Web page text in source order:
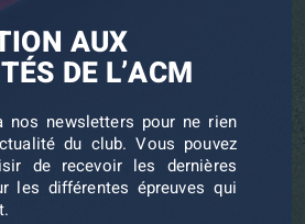
AUX
DE L’ACM
nos newsletters pour ne rien
du club. Vous pouvez
de recevoir les dernières
les différentes épreuves qui